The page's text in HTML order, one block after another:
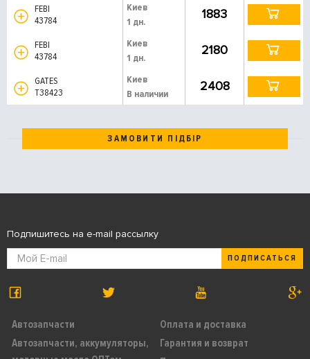
FEBI
43784
Киев
1 дн.
1883
FEBI
43784
Киев
1 дн.
2180
GATES
T38423
Киев
В наличии
2408
ЗАМОВИТИ ПІДБІР
Автозапчасти
Автозапчасти, аккумуляторы,
Оплата и доставка
Гарантия и возврат
Подпишитесь на e-mail рассылку
ПОДПИСАТЬСЯ